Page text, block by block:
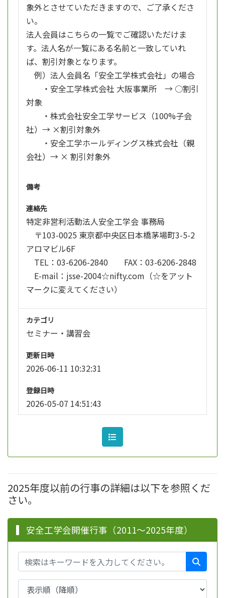
象外とさせていただきますので、ご了承くださ
い。
法人会員はこちらの一覧でご確認いただけま
す。法人名が一覧にある名前と一致していれ
ば、割引対象となります。
例）法人会員名「安全工学株式会社」の場合
・安全工学株式会社 大阪事業所 → ○割引
対象
・株式会社安全工学サービス（100%子会
社）→ ×割引対象外
・安全工学ホールディングス株式会社（親
会社）→ × 割引対象外
備考
連絡先
特定非営利活動法人安全工学会 事務局
〒103-0025 東京都中央区日本橋茅場町3-5-2
アロマビル6F
TEL：03-6206-2840 FAX：03-6206-2848
E-mail：jsse-2004☆nifty.com（☆をアット
マークに変えてください）
カテゴリ
セミナー・講習会
更新日時
2026-06-11 10:32:31
登録日時
2026-05-07 14:51:43
2025年度以前の行事の詳細は以下を参照くだ
さい。
安全工学会開催行事（2011～2025年度）